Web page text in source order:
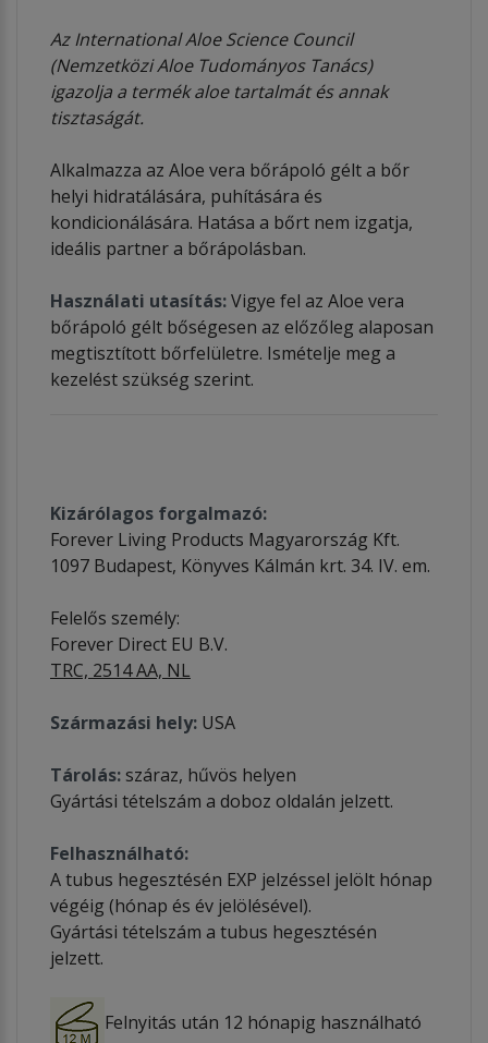
Az International Aloe Science Council
(Nemzetközi Aloe Tudományos Tanács)
igazolja a termék aloe tartalmát és annak
tisztaságát.
Alkalmazza az Aloe vera bőrápoló gélt a bőr
helyi hidratálására, puhítására és
kondicionálására. Hatása a bőrt nem izgatja,
ideális partner a bőrápolásban.
Használati utasítás:Vigye fel az Aloe vera
bőrápoló gélt bőségesen az előzőleg alaposan
megtisztított bőrfelületre. Ismételje meg a
kezelést szükség szerint.
Kizárólagos forgalmazó:
Forever Living Products Magyarország Kft.
1097 Budapest, Könyves Kálmán krt. 34. IV. em.
Felelős személy:
Forever Direct EU B.V.
TRC, 2514 AA, NL
Származási hely: USA
Tárolás:száraz, hűvös helyen
Gyártási tételszám a doboz oldalán jelzett.
Felhasználható:
A tubus hegesztésén EXP jelzéssel jelölt hónap
végéig (hónap és év jelölésével).
Gyártási tételszám a tubus hegesztésén
jelzett.
Felnyitás után 12 hónapig használható